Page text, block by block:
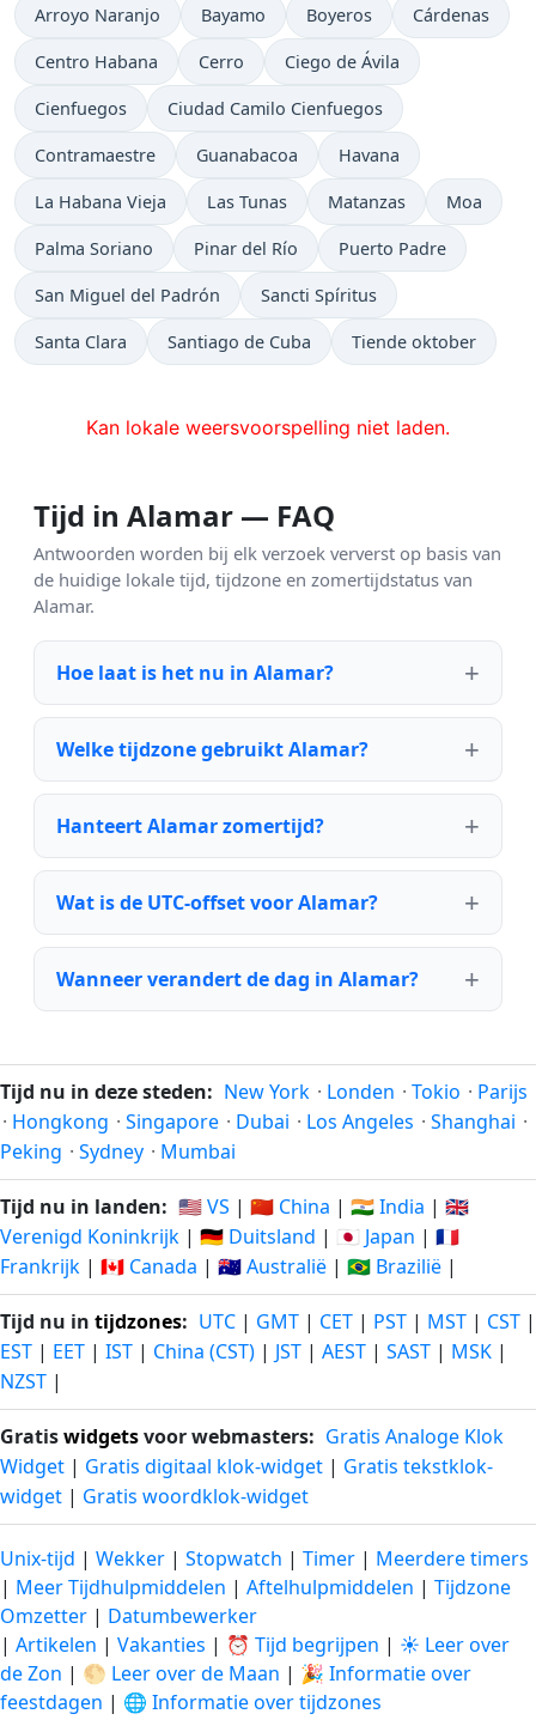
Arroyo Naranjo Bayamo Boyeros Cárdenas
Centro Habana Cerro Ciego de Ávila
Cienfuegos Ciudad Camilo Cienfuegos
Contramaestre Guanabacoa Havana
La Habana Vieja Las Tunas Matanzas Moa
Palma Soriano Pinar del Río Puerto Padre
San Miguel del Padrón Sancti Spíritus
Santa Clara Santiago de Cuba Tiende oktober
Kan lokale weersvoorspelling niet laden.
Tijd in Alamar — FAQ
Antwoorden worden bij elk verzoek ververst op basis van
de huidige lokale tijd, tijdzone en zomertijdstatus van
Alamar.
Hoe laat is het nu in Alamar?
Welke tijdzone gebruikt Alamar?
Hanteert Alamar zomertijd?
Wat is de UTC-offset voor Alamar?
Wanneer verandert de dag in Alamar?
Tijd nu in deze steden: New York · Londen · Tokio · Parijs
· Hongkong · Singapore · Dubai · Los Angeles · Shanghai ·
Peking · Sydney · Mumbai
Tijd nu in landen: 🇺🇸 VS | 🇨🇳 China | 🇮🇳 India | 🇬🇧
Verenigd Koninkrijk | 🇩🇪 Duitsland | 🇯🇵 Japan | 🇫🇷
Frankrijk | 🇨🇦 Canada | 🇦🇺 Australië | 🇧🇷 Brazilië |
Tijd nu in tijdzones: UTC | GMT | CET | PST | MST | CST |
EST | EET | IST | China (CST) | JST | AEST | SAST | MSK |
NZST |
Gratiswidgetsvoor webmasters: Gratis Analoge Klok
Widget | Gratis digitaal klok-widget | Gratis tekstklok-
widget | Gratis woordklok-widget
Unix-tijd | Wekker | Stopwatch | Timer | Meerdere timers
| Meer Tijdhulpmiddelen | Aftelhulpmiddelen | Tijdzone
Omzetter | Datumbewerker
| Artikelen | Vakanties | ⏰ Tijd begrijpen | ☀️ Leer over
de Zon | 🌕 Leer over de Maan | 🎉 Informatie over
feestdagen | 🌐 Informatie over tijdzones